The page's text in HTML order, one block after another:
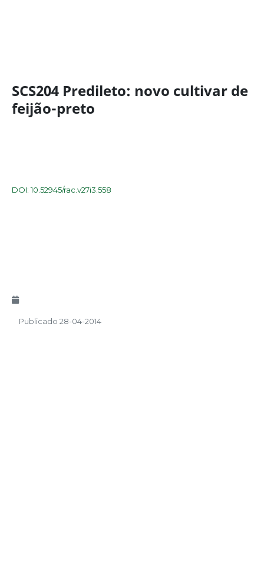
SCS204 Predileto: novo cultivar de
feijão-preto
DOI: 10.52945/rac.v27i3.558
Publicado 28-04-2014